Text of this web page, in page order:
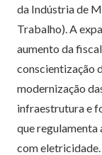
da Indústria de
Trabalho). A
aumento da
conscientização
modernização
infraestrutura e
que regulamenta
com